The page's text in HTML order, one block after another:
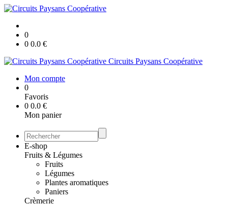
0
0 0.0 €
Circuits Paysans Coopérative
Mon compte
0
Favoris
0 0.0 €
Mon panier
E-shop
Fruits & Légumes
Fruits
Légumes
Plantes aromatiques
Paniers
Crèmerie